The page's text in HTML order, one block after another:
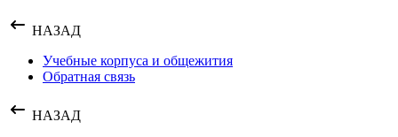
НАЗАД
Учебные корпуса и общежития
Обратная связь
НАЗАД